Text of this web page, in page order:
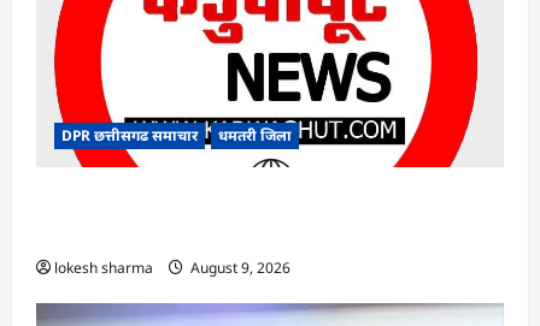
DPR छत्तीसगढ समाचार धमतरी जिला
lokesh sharma August 9, 2026